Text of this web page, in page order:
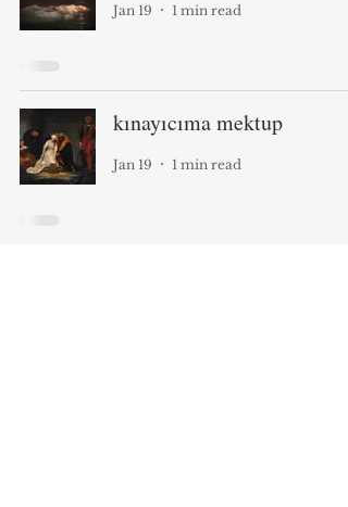
Jan 19 1 min read
kınayıcıma mektup
Jan 19 1 min read